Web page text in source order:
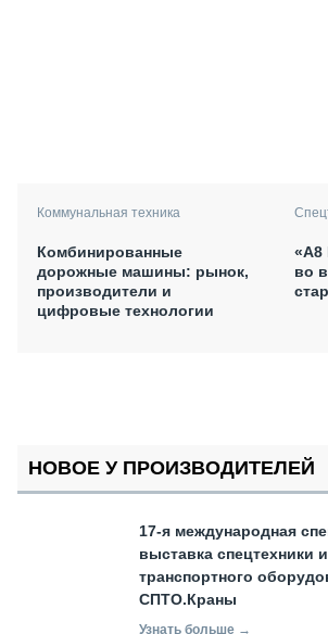
Коммунальная техника
Комбинированные
дорожные машины: рынок,
производители и
цифровые технологии
во
НОВОЕ У ПРОИЗВОДИТЕЛЕЙ
17-я международная
выставка спецтехники
транспортного
СПТО.Краны
Узнать больше →